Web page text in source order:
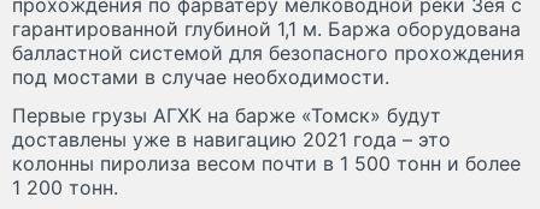
прохождения по фарватеру мелководной реки Зея с
гарантированной глубиной 1,1 м. Баржа оборудована
балластной системой для безопасного прохождения
под мостами в случае необходимости.
Первые грузы АГХК на барже «Томск» будут
доставлены уже в навигацию 2021 года – это
колонны пиролиза весом почти в 1 500 тонн и более
1 200 тонн.